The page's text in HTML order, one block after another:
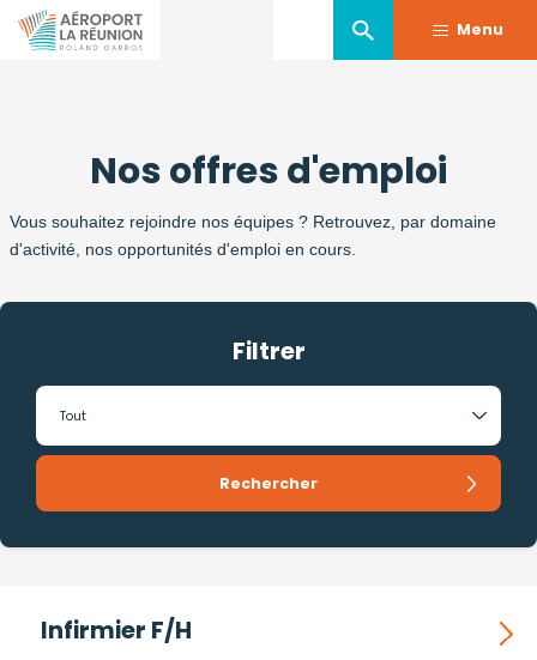
Menu
Nos offres d'emploi
Vous souhaitez rejoindre nos équipes ? Retrouvez, par domaine
d'activité, nos opportunités d'emploi en cours.
Filtrer
Infirmier F/H